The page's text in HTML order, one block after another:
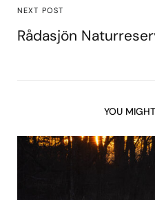
NEXT POST
Rådasjön
YOU